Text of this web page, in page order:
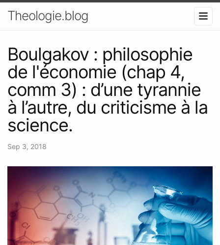
Theologie.blog
Boulgakov : philosophie
de l'économie (chap 4,
comm 3) : d’une tyrannie
à l’autre, du criticisme à la
science.
Sep 3, 2018